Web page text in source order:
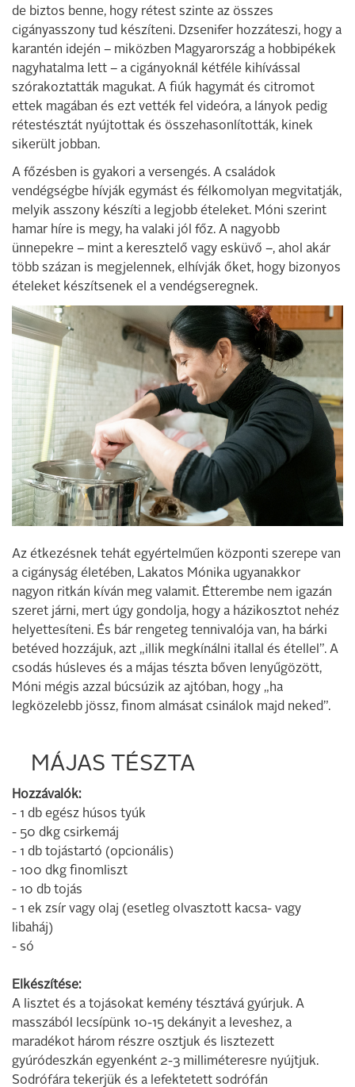
de biztos benne, hogy rétest szinte az összes
cigányasszony tud készíteni. Dzsenifer hozzáteszi, hogy a
karantén idején – miközben Magyarország a hobbipékek
nagyhatalma lett – a cigányoknál kétféle kihívással
szórakoztatták magukat. A fiúk hagymát és citromot
ettek magában és ezt vették fel videóra, a lányok pedig
rétestésztát nyújtottak és összehasonlították, kinek
sikerült jobban.
A főzésben is gyakori a versengés. A családok
vendégségbe hívják egymást és félkomolyan megvitatják,
melyik asszony készíti a legjobb ételeket. Móni szerint
hamar híre is megy, ha valaki jól főz. A nagyobb
ünnepekre – mint a keresztelő vagy esküvő –, ahol akár
több százan is megjelennek, elhívják őket, hogy bizonyos
ételeket készítsenek el a vendégseregnek.
Az étkezésnek tehát egyértelműen központi szerepe van
a cigányság életében, Lakatos Mónika ugyanakkor
nagyon ritkán kíván meg valamit. Étterembe nem igazán
szeret járni, mert úgy gondolja, hogy a házikosztot nehéz
helyettesíteni. És bár rengeteg tennivalója van, ha bárki
betéved hozzájuk, azt „illik megkínálni itallal és étellel”. A
csodás húsleves és a májas tészta bőven lenyűgözött,
Móni mégis azzal búcsúzik az ajtóban, hogy „ha
legközelebb jössz, finom almásat csinálok majd neked”.
MÁJAS TÉSZTA
Hozzávalók:
- 1 db egész húsos tyúk
- 50 dkg csirkemáj
- 1 db tojástartó (opcionális)
- 100 dkg finomliszt
- 10 db tojás
- 1 ek zsír vagy olaj (esetleg olvasztott kacsa- vagy
libaháj)
- só
Elkészítése:
A lisztet és a tojásokat kemény tésztává gyúrjuk. A
masszából lecsípünk 10-15 dekányit a leveshez, a
maradékot három részre osztjuk és lisztezett
gyúródeszkán egyenként 2-3 milliméteresre nyújtjuk.
Sodrófára tekerjük és a lefektetett sodrófán